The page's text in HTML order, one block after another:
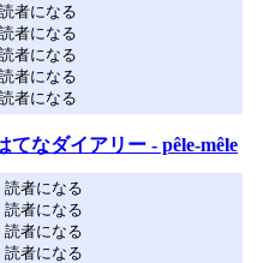
者になる
者になる
者になる
者になる
者になる
てなダイアリー - pêle-mêle
読者になる
読者になる
読者になる
読者になる